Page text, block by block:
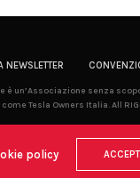
NEWSLETTER
è un’Associazione senza
Tesla Owners Italia. All
policy ACCEPT